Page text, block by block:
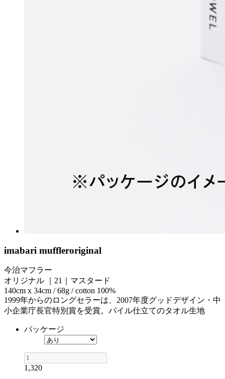
imabari muffleroriginal
今治マフラー
オリジナル ｜21｜マスタード
140cm x 34cm / 68g / cotton 100%
1999年からのロングセラーは、2007年度グッドデザイン・中
小企業庁長官特別賞を受賞。パイル仕立てのタオル生地
パッケージ
1,320